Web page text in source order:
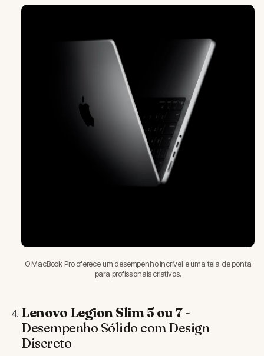
O MacBook Pro oferece um desempenho incrível e uma tela de ponta
para profissionais criativos.
Lenovo Legion Slim 5 ou 7-
Desempenho Sólido com Design
Discreto